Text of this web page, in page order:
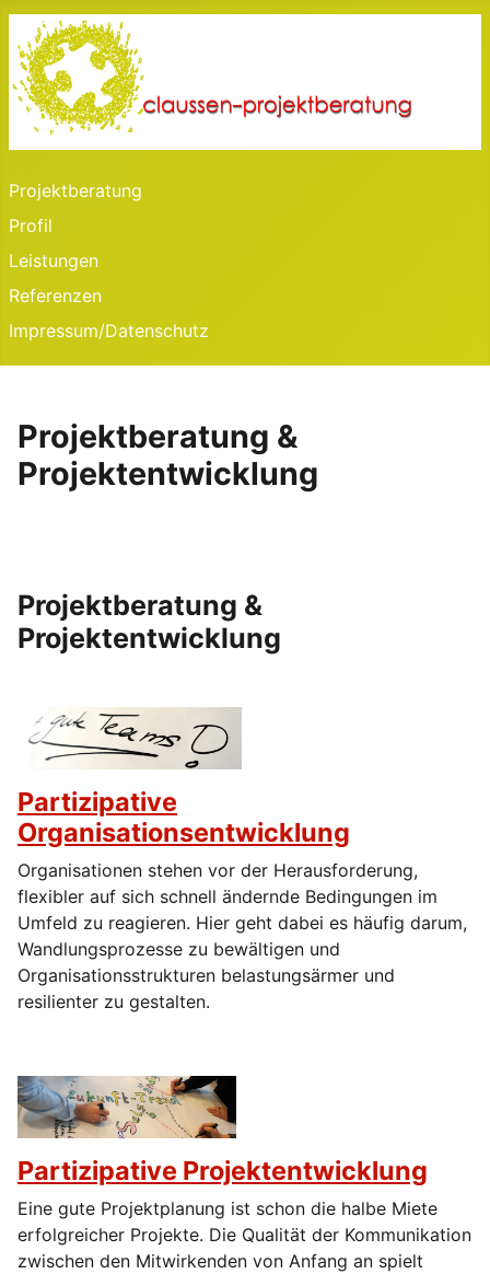
Projektberatung
Profil
Leistungen
Referenzen
Impressum/Datenschutz
Projektberatung &
Projektentwicklung
Projektberatung &
Projektentwicklung
Partizipative
Organisationsentwicklung
Organisationen stehen vor der Herausforderung,
flexibler auf sich schnell ändernde Bedingungen im
Umfeld zu reagieren. Hier geht dabei es häufig darum,
Wandlungsprozesse zu bewältigen und
Organisationsstrukturen belastungsärmer und
resilienter zu gestalten.
Partizipative Projektentwicklung
Eine gute Projektplanung ist schon die halbe Miete
erfolgreicher Projekte. Die Qualität der Kommunikation
zwischen den Mitwirkenden von Anfang an spielt